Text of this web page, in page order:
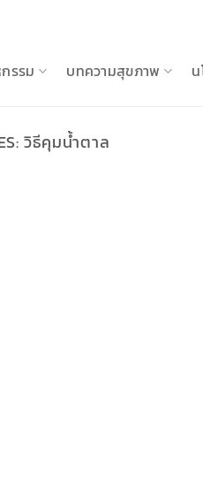
รรม บทความสุขภาพ
วิธีคุมน้ำตาล